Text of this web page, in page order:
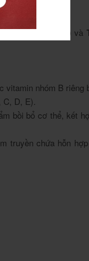
(Vitamins) và
vitamin nhóm B riêng
C, D, E).
bồi bổ cơ thể, kết
truyền chứa hỗn